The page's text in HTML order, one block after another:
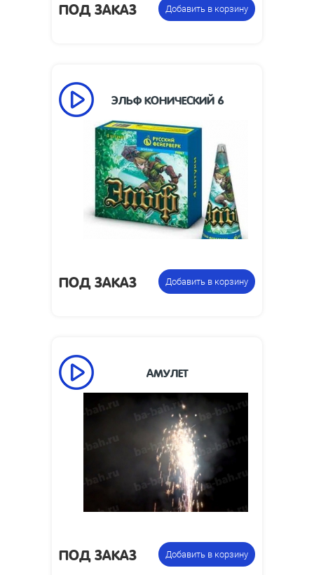
ПОД ЗАКАЗ Добавить в корзину
ЭЛЬФ КОНИЧЕСКИЙ 6
Время работы, сек:
30
Высота пламени, м:
1
Размеры изделия, мм:
150 х 70 х 70
Цена указана за
фасовку:
Упаковка из 4
фонтанов
ПОД ЗАКАЗ Добавить в корзину
АМУЛЕТ
Время работы, сек:
50
Высота пламени, м:
Размеры изделия,
85 x 85 x 20
Вес упаковки, кг:
1.7
Цена указана за
фасовку:
Фонтан
пиротехнический
ПОД ЗАКАЗ Добавить в корзину